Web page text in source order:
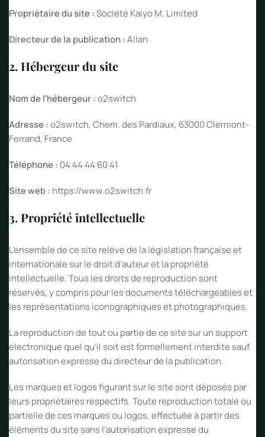
Propriétaire du site :Société Kaiyo M. Limited
Directeur de la publication :Allan
2. Hébergeur du site
Nom de l’hébergeur :o2switch
Adresse :o2switch, Chem. des Pardiaux, 63000 Clermont-
Ferrand, France
Téléphone : 04 44 44 60 41
Site web : https://www.o2switch.fr
3. Propriété intellectuelle
L’ensemble de ce site relève de la législation française et
internationale sur le droit d’auteur et la propriété
intellectuelle. Tous les droits de reproduction sont
réservés, y compris pour les documents téléchargeables et
les représentations iconographiques et photographiques.
La reproduction de tout ou partie de ce site sur un support
électronique quel qu’il soit est formellement interdite sauf
autorisation expresse du directeur de la publication.
Les marques et logos figurant sur le site sont déposés par
leurs propriétaires respectifs. Toute reproduction totale ou
partielle de ces marques ou logos, effectuée à partir des
éléments du site sans l’autorisation expresse du